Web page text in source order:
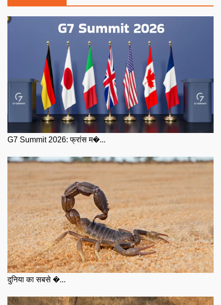
G7 Summit 2026: फ्रांस म�...
दुनिया का सबसे �...